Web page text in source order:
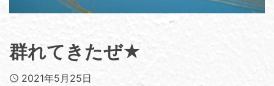
群れてきたぜ★
Published
2021年5月25日